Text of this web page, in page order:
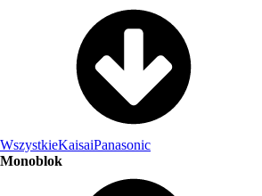
WszystkieKaisaiPanasonic
Monoblok